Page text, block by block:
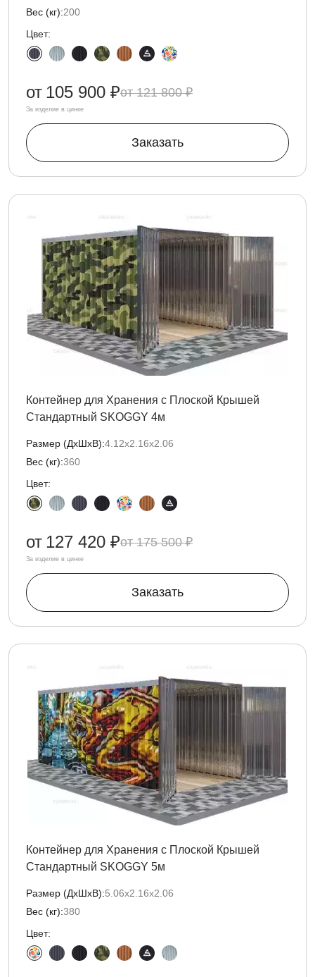
Вес (кг):200
Цвет:
121 800 ₽
от 105 900 ₽
За изделие в цинке
Заказать
Контейнер для Хранения с Плоской Крышей
Стандартный SKOGGY 4м
Размер (ДxШxВ):4.12х2.16х2.06
Вес (кг):360
Цвет:
175 500 ₽
от 127 420 ₽
За изделие в цинке
Заказать
Контейнер для Хранения с Плоской Крышей
Стандартный SKOGGY 5м
Размер (ДxШxВ):5.06х2.16х2.06
Вес (кг):380
Цвет: